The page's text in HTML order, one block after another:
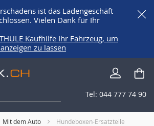
ist das Ladengeschäft
Vielen Dank für Ihr
Kaufhilfe Ihr Fahrzeug, um
zu lassen
Tel: 044 777 74 90
Mit dem Auto Hundeboxen-Ersatzteile